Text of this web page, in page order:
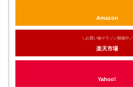
Amazon
＼お買い物マラソン開催中／
楽天市場
Yahoo!